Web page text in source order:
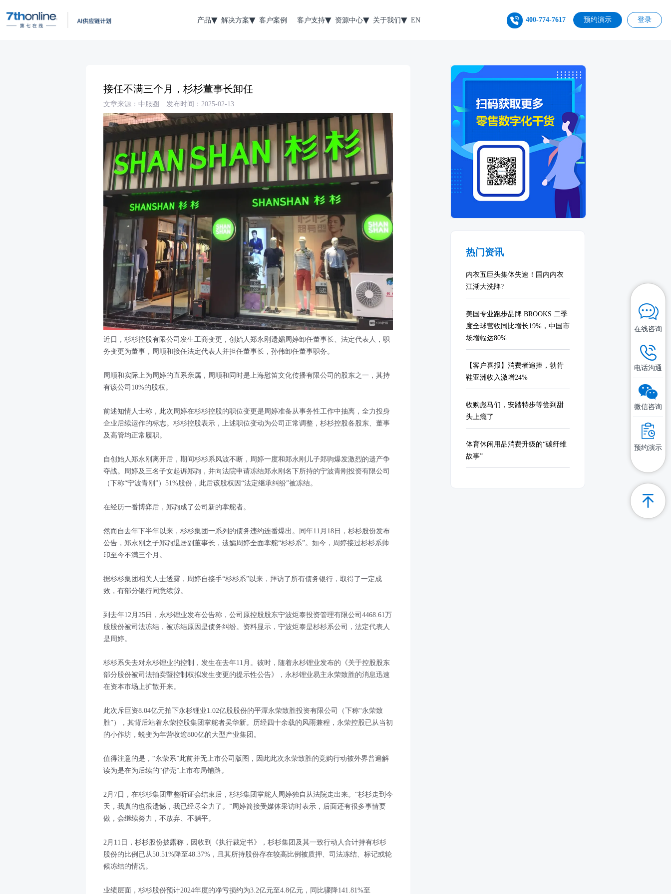
产品 解决方案 客户案例 客户支持 资源中心 关于我们 EN 400-774-7617 预约演示 登录
接任不满三个月，杉杉董事长卸任
文章来源：中服圈 发布时间：2025-02-13
近日，杉杉控股有限公司发生工商变更，创始人郑永刚遗孀周婷卸任董事长、法定代表人，职
务变更为董事，周顺和接任法定代表人并担任董事长，孙伟卸任董事职务。
周顺和实际上为周婷的直系亲属，周顺和同时是上海慰笛文化传播有限公司的股东之一，其持
有该公司10%的股权。
前述知情人士称，此次周婷在杉杉控股的职位变更是周婷准备从事务性工作中抽离，全力投身
企业后续运作的标志。杉杉控股表示，上述职位变动为公司正常调整，杉杉控股各股东、董事
及高管均正常履职。
自创始人郑永刚离开后，期间杉杉系风波不断，周婷一度和郑永刚儿子郑驹爆发激烈的遗产争
夺战。周婷及三名子女起诉郑驹，并向法院申请冻结郑永刚名下所持的宁波青刚投资有限公司
（下称“宁波青刚”）51%股份，此后该股权因“法定继承纠纷”被冻结。
在经历一番博弈后，郑驹成了公司新的掌舵者。
然而自去年下半年以来，杉杉集团一系列的债务违约连番爆出。同年11月18日，杉杉股份发布
公告，郑永刚之子郑驹退居副董事长，遗孀周婷全面掌舵“杉杉系”。如今，周婷接过杉杉系帅
印至今不满三个月。
据杉杉集团相关人士透露，周婷自接手“杉杉系”以来，拜访了所有债务银行，取得了一定成
效，有部分银行同意续贷。
到去年12月25日，永杉锂业发布公告称，公司原控股股东宁波炬泰投资管理有限公司4468.61万
股股份被司法冻结，被冻结原因是债务纠纷。资料显示，宁波炬泰是杉杉系公司，法定代表人
是周婷。
杉杉系失去对永杉锂业的控制，发生在去年11月。彼时，随着永杉锂业发布的《关于控股股东
部分股份被司法拍卖暨控制权拟发生变更的提示性公告》，永杉锂业易主永荣致胜的消息迅速
在资本市场上扩散开来。
此次斥巨资8.04亿元拍下永杉锂业1.02亿股股份的平潭永荣致胜投资有限公司（下称“永荣致
胜”），其背后站着永荣控股集团掌舵者吴华新。历经四十余载的风雨兼程，永荣控股已从当初
的小作坊，蜕变为年营收逾800亿的大型产业集团。
值得注意的是，“永荣系”此前并无上市公司版图，因此此次永荣致胜的竞购行动被外界普遍解
读为是在为后续的“借壳”上市布局铺路。
2月7日，在杉杉集团重整听证会结束后，杉杉集团掌舵人周婷独自从法院走出来。“杉杉走到今
天，我真的也很遗憾，我已经尽全力了。”周婷简接受媒体采访时表示，后面还有很多事情要
做，会继续努力，不放弃、不躺平。
2月11日，杉杉股份披露称，因收到《执行裁定书》，杉杉集团及其一致行动人合计持有杉杉
股份的比例已从50.51%降至48.37%，且其所持股份存在较高比例被质押、司法冻结、标记或轮
候冻结的情况。
业绩层面，杉杉股份预计2024年度的净亏损约为3.2亿元至4.8亿元，同比骤降141.81%至
热门资讯
内衣五巨头集体失速！国内内衣
江湖大洗牌?
美国专业跑步品牌 BROOKS 二季
度全球营收同比增长19%，中国市
场增幅达80%
【客户喜报】消费者追捧，勃肯
鞋亚洲收入激增24%
收购彪马们，安踏特步等尝到甜
头上瘾了
体育休闲用品消费升级的“碳纤维
故事”
在线咨询
电话沟通
微信咨询
预约演示